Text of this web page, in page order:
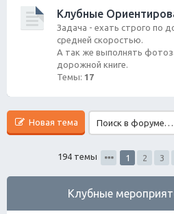
Клубные
Задача - ехать строго по
средней скоростью.
А так же выполнять
дорожной книге.
Темы: 17
Новая тема
194 темы 1 2 3
Клубные